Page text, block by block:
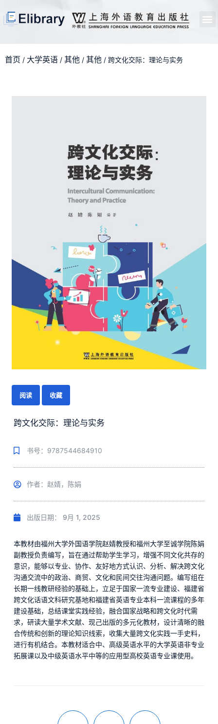
首页 / 大学英语 / 其他 / 其他 / 跨文化交际：理论与实务
阅读 收藏
跨文化交际：理论与实务
书号：9787544684910
作者：赵婧，陈娟
出版日期： 9月 1, 2025
本教材由福州大学外国语学院赵婧教授和福州大学至诚学院陈娟
副教授负责编写，旨在通过帮助学生学习，增强不同文化共存的
意识，能够以专业、协作、友好地方式认识、分析、解决跨文化
沟通交流中的政治、商贸、文化和民间交往沟通问题。编写组在
长期一线教研经验的基础上，立足于国家一流专业建设、福建省
跨文化话语文科研究基地和福建省英语专业本科一流课程的多年
建设基础，总结课堂实践经验，融合国家战略和跨文化时代需
求，研读大量学术文献、现己出版的多元化教材，设计清晰的融
合传统和创新的理论知识线索，收集大量跨文化实践一手史料，
进行有机结合。本教材适合中、高级英语水平的大学英语非专业
拓展课以及中级英语水平中等的应用型高校英语专业课使用。